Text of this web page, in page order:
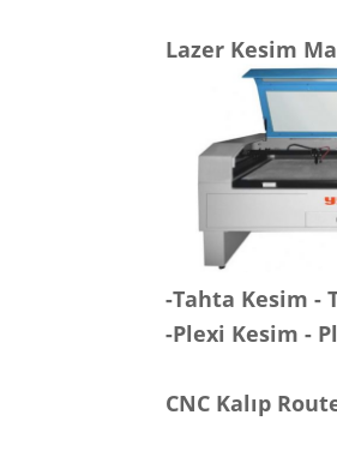
Lazer Kesim
-Tahta Kesim -
-Plexi
CNC Kalıp